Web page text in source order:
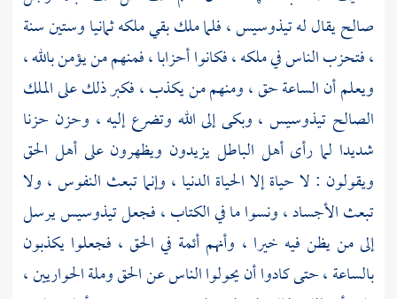
صالح يقال لهتيذوسيس، فلما ملك بقي ملكه ثمانيا وستين سنة
، فتحزب الناس في ملكه ، فكانوا أحزابا ، فمنهم من يؤمن بالله ،
ويعلم أن الساعة حق ، ومنهم من يكذب ، فكبر ذلك على الملك
الصالح تيذوسيس ، وبكى إلى الله وتضرع إليه ، وحزن حزنا
شديدا لما رأى أهل الباطل يزيدون ويظهرون على أهل الحق
ويقولون : لا حياة إلا الحياة الدنيا ، وإنما تبعث النفوس ، ولا
تبعث الأجساد ، ونسوا ما في الكتاب ، فجعلتيذوسيسيرسل
إلى من يظن فيه خيرا ، وأنهم أئمة في الحق ، فجعلوا يكذبون
بالساعة ، حتى كادوا أن يحولوا الناس عن الحق وملة الحواريين ،